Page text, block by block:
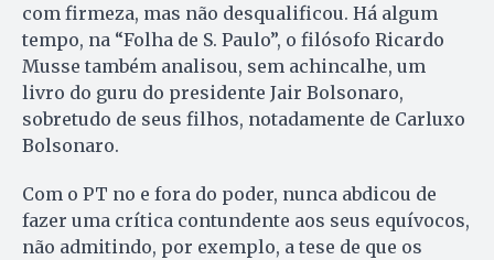
com firmeza, mas não desqualificou. Há algum
tempo, na “Folha de S. Paulo”, o filósofo Ricardo
Musse também analisou, sem achincalhe, um
livro do guru do presidente Jair Bolsonaro,
sobretudo de seus filhos, notadamente de Carluxo
Bolsonaro.
Com o PT no e fora do poder, nunca abdicou de
fazer uma crítica contundente aos seus equívocos,
não admitindo, por exemplo, a tese de que os